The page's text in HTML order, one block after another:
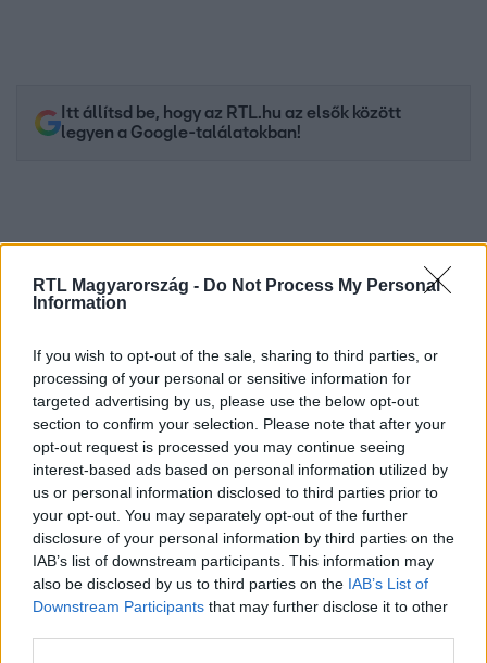
RTL Magyarország - Do Not Process My Personal
Information
If you wish to opt-out of the sale, sharing to third parties, or
processing of your personal or sensitive information for
targeted advertising by us, please use the below opt-out
section to confirm your selection. Please note that after your
opt-out request is processed you may continue seeing
interest-based ads based on personal information utilized by
us or personal information disclosed to third parties prior to
your opt-out. You may separately opt-out of the further
disclosure of your personal information by third parties on the
IAB’s list of downstream participants. This information may
also be disclosed by us to third parties on the IAB’s List of
Downstream Participants that may further disclose it to other
Itt állítsd be, hogy az RTL.hu az elsők között
legyen a Google-találatokban!
Kövess minket, és értesülj a friss hírekről a
Facebookon is!
Követem